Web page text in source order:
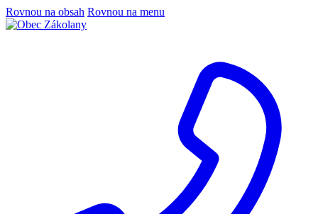
Rovnou na obsah Rovnou na menu